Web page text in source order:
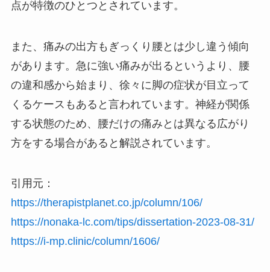
点が特徴のひとつとされています。
また、痛みの出方もぎっくり腰とは少し違う傾向
があります。急に強い痛みが出るというより、腰
の違和感から始まり、徐々に脚の症状が目立って
くるケースもあると言われています。神経が関係
する状態のため、腰だけの痛みとは異なる広がり
方をする場合があると解説されています。
引用元：
https://therapistplanet.co.jp/column/106/
https://nonaka-lc.com/tips/dissertation-2023-08-31/
https://i-mp.clinic/column/1606/